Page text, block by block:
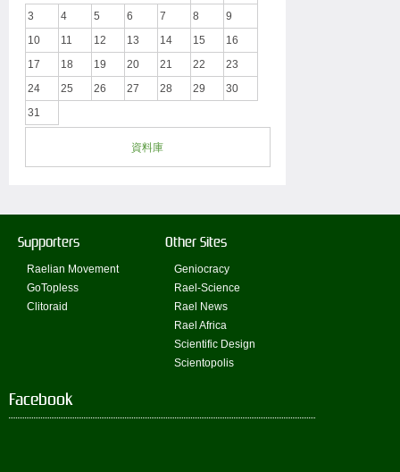
3
4 5 6 7 8
9
10
11 12 13 14 15
16
17
18 19 20 21 22
23
24
25 26 27 28 29
30
31
資料庫
Supporters
Raelian Movement
GoTopless
Clitoraid
Other Sites
Geniocracy
Rael-Science
Rael News
Rael Africa
Scientific Design
Scientopolis
Facebook